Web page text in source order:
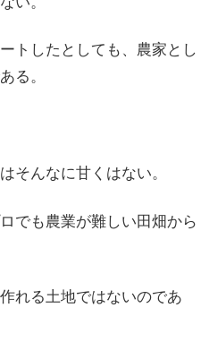
トしたとしても、農家とし
る。
そんなに甘くはない。
でも農業が難しい田畑から
れる土地ではないのであ